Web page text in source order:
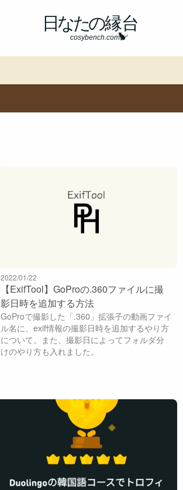
2022/01/22
【ExifTool】GoProの.360ファイルに撮
影日時を追加する方法
GoProで撮影した「.360」拡張子の動画ファイ
ル名に、exif情報の撮影日時を追加するやり方
について。また、撮影日によってフォルダ分
けのやり方も入れました。